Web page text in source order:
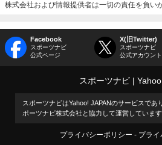
株式会社および情報提供者は一切の責任を負い
Facebook
スポーツナビ
公式ページ
X(旧Twitter)
スポーツナビ
公式アカウント
スポーツナビ
スポーツナビはYahoo! JAPANのサービスであ
ポーツナビ株式会社と協力して運営しています
プライバシーポリシー
プラ